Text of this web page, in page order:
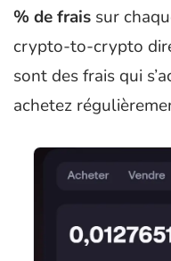
% de frais sur
crypto-to-crypto
sont des frais qui
achetez